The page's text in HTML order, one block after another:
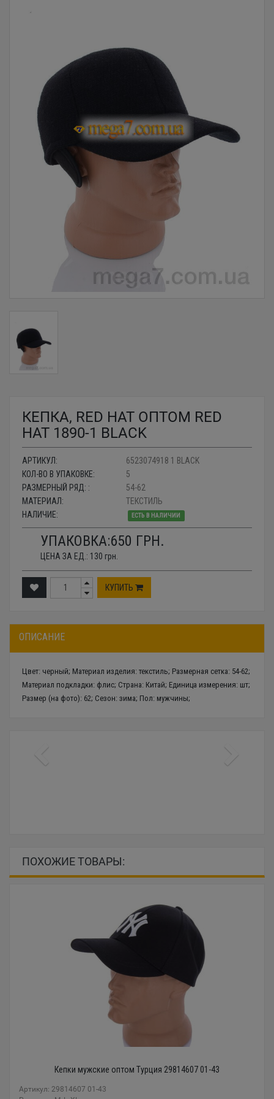
КЕПКА, RED HAT ОПТОМ RED
HAT 1890-1 BLACK
АРТИКУЛ:
6523074918 1 BLACK
КОЛ-ВО В УПАКОВКЕ:
5
РАЗМЕРНЫЙ РЯД: :
54-62
МАТЕРИАЛ:
ТЕКСТИЛЬ
НАЛИЧИЕ:
ЕСТЬ В НАЛИЧИИ
УПАКОВКА:650 ГРН.
ЦЕНА ЗА ЕД.: 130 грн.
КУПИТЬ
ОПИСАНИЕ
Цвет: черный; Материал изделия: текстиль; Размерная сетка: 54-62;
Материал подкладки: флис; Страна: Китай; Единица измерения: шт;
Размер (на фото): 62; Сезон: зима; Пол: мужчины;
ПОХОЖИЕ ТОВАРЫ:
Кепки мужские оптом Турция 29814607 01-43
Артикул: 29814607 01-43